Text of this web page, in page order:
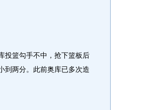
篮勾手不中，抢下篮板后
到两分。此前奥库已多次造